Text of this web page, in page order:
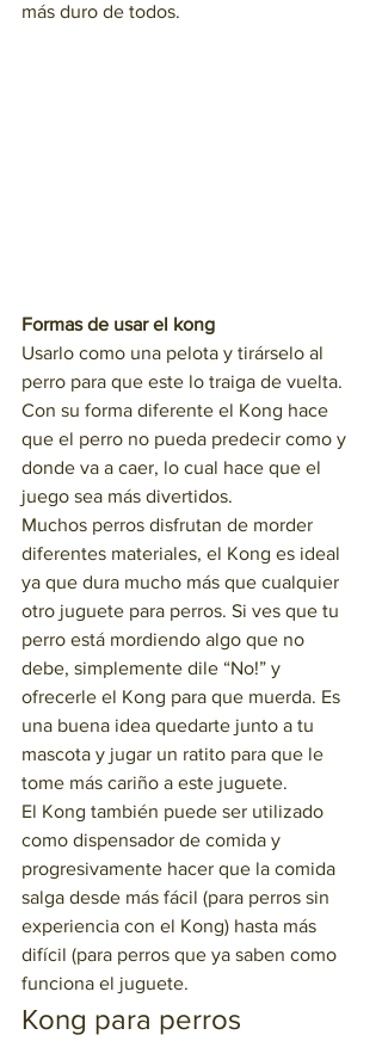
más duro de todos.
Formas de usar el kong
Usarlo como una pelota y tirárselo al
perro para que este lo traiga de vuelta.
Con su forma diferente el Kong hace
que el perro no pueda predecir como y
donde va a caer, lo cual hace que el
juego sea más divertidos.
Muchos perros disfrutan de morder
diferentes materiales, el Kong es ideal
ya que dura mucho más que cualquier
otro juguete para perros. Si ves que tu
perro está mordiendo algo que no
debe, simplemente dile “No!” y
ofrecerle el Kong para que muerda. Es
una buena idea quedarte junto a tu
mascota y jugar un ratito para que le
tome más cariño a este juguete.
El Kong también puede ser utilizado
como dispensador de comida y
progresivamente hacer que la comida
salga desde más fácil (para perros sin
experiencia con el Kong) hasta más
difícil (para perros que ya saben como
funciona el juguete.
Kong para perros